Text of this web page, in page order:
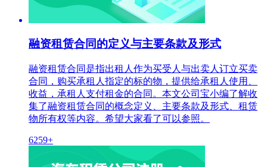
融资租赁合同的定义与主要条款及形式
融资租赁合同是指出租人作为买受人与出卖人订立买卖
合同，购买承租人指定的标的物，提供给承租人使用、
收益，承租人支付租金的合同。本文公司宝小编了解收
集了融资租赁合同的概念定义、主要条款及形式、租赁
物所有权等内容。希望大家看了可以参照。
6259+